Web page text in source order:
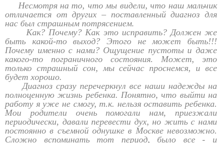
Несмотря на то, что мы видели, что наш мальчик
отличается от других – поставленный диагноз для
нас был страшным потрясением.
Как? Почему? Как это исправить? Должен же
быть какой-то выход? Этого не может быть!!!
Почему именно с нами? Ощущение пустоты и даже
какого-то пограничного состояния. Может, это
только страшный сон, мы сейчас проснемся, и все
будет хорошо.
Диагноз сразу перечеркнул все наши надежды на
полноценную жизнь ребенка. Понятно, что выйти на
работу я уже не смогу, т.к. нельзя оставить ребенка.
Мои родители очень помогали нам, приезжали
периодически, давали перевести дух, но жить с нами
постоянно в съемной однушке в Москве невозможно.
Сложно вспоминать тот период, было все - и